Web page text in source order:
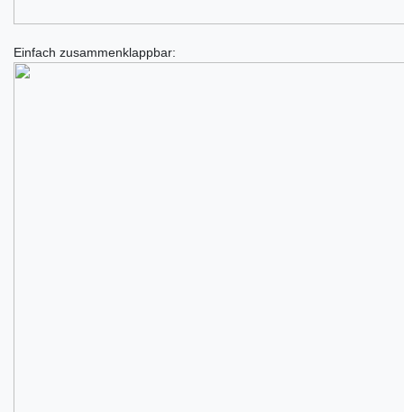
Einfach zusammenklappbar: